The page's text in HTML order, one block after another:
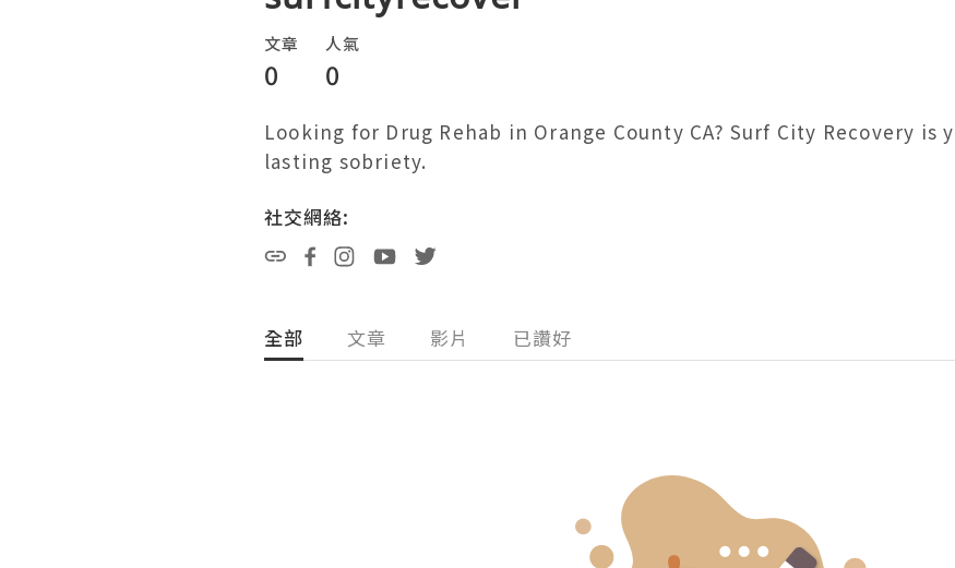
文章
0
人氣
0
Looking for Drug Rehab in Orange County CA? Surf City Recovery is
lasting sobriety.
社交網絡:
全部 文章 影片 已讚好